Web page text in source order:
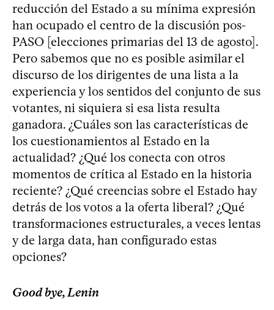
reducción del Estado a su mínima expresión
han ocupado el centro de la discusión pos-
PASO [elecciones primarias del 13 de agosto].
Pero sabemos que no es posible asimilar el
discurso de los dirigentes de una lista a la
experiencia y los sentidos del conjunto de sus
votantes, ni siquiera si esa lista resulta
ganadora. ¿Cuáles son las características de
los cuestionamientos al Estado en la
actualidad? ¿Qué los conecta con otros
momentos de crítica al Estado en la historia
reciente? ¿Qué creencias sobre el Estado hay
detrás de los votos a la oferta liberal? ¿Qué
transformaciones estructurales, a veces lentas
y de larga data, han configurado estas
opciones?
Good bye, Lenin